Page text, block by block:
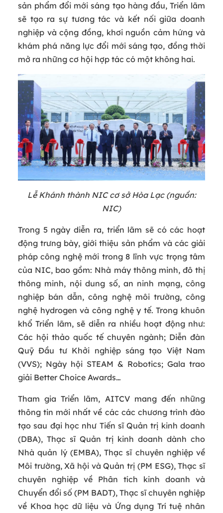
sản phẩm đổi mới sáng tạo hàng đầu, Triển lãm
sẽ tạo ra sự tương tác và kết nối giữa doanh
nghiệp và cộng đồng, khơi nguồn cảm hứng và
khám phá năng lực đổi mới sáng tạo, đồng thời
mở ra những cơ hội hợp tác có một không hai.
Lễ Khánh thành NIC cơ sở Hòa Lạc (nguồn:
NIC)
Trong 5 ngày diễn ra, triển lãm sẽ có các hoạt
động trưng bày, giới thiệu sản phẩm và các giải
pháp công nghệ mới trong 8 lĩnh vực trọng tâm
của NIC, bao gồm: Nhà máy thông minh, đô thị
thông minh, nội dung số, an ninh mạng, công
nghiệp bán dẫn, công nghệ môi trường, công
nghệ hydrogen và công nghệ y tế. Trong khuôn
khổ Triển lãm, sẽ diễn ra nhiều hoạt động như:
Các hội thảo quốc tế chuyên ngành; Diễn đàn
Quỹ Đầu tư Khởi nghiệp sáng tạo Việt Nam
(VVS); Ngày hội STEAM & Robotics; Gala trao
giải Better Choice Awards…
Tham gia Triển lãm, AITCV mang đến những
thông tin mới nhất về các các chương trình đào
tạo sau đại học như Tiến sĩ Quản trị kinh doanh
(DBA), Thạc sĩ Quản trị kinh doanh dành cho
Nhà quản lý (EMBA), Thạc sĩ chuyên nghiệp về
Môi trường, Xã hội và Quản trị (PM ESG), Thạc sĩ
chuyên nghiệp về Phân tích kinh doanh và
Chuyển đổi số (PM BADT), Thạc sĩ chuyên nghiệp
về Khoa học dữ liệu và Ứng dụng Trí tuệ nhân